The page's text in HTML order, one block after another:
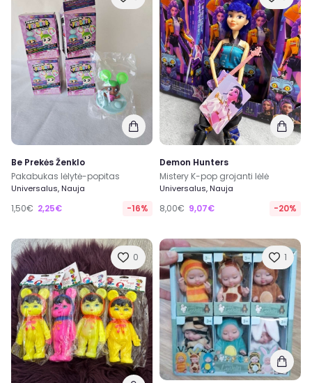
Be Prekės Ženklo
Pakabukas lėlytė-popitas
Universalus, Nauja
1,50€ 2,25€ -16%
Demon Hunters
Mistery K-pop grojanti lėlė
Universalus, Nauja
8,00€ 9,07€ -20%
0 1